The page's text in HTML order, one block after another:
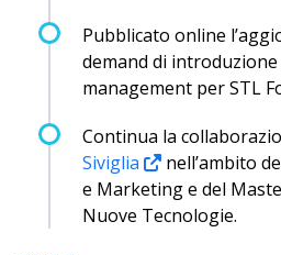
Pubblicato online
demand di
management per STL
Continua la
Siviglia
nell’ambito
e Marketing e del
Nuove Tecnologie.